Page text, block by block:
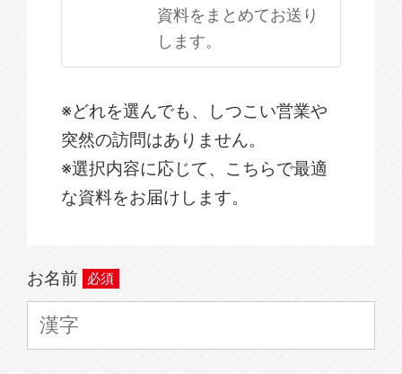
資料をまとめてお送り
します。
※どれを選んでも、しつこい営業や
突然の訪問はありません。
※選択内容に応じて、こちらで最適
な資料をお届けします。
お名前